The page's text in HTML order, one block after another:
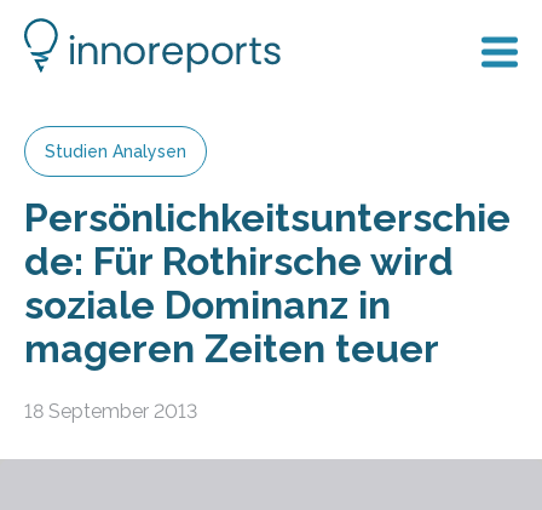
Studien Analysen
Persönlichkeitsunterschie
de: Für Rothirsche wird
soziale Dominanz in
mageren Zeiten teuer
18 September 2013